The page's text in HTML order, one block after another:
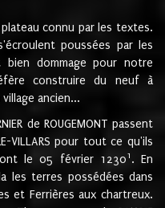
connu par les textes.
poussées par les
dommage pour notre
construire du neuf à
ancien...
de ROUGEMONT passent
VILLARS pour tout ce qu'ils
le 05 février 12301 . En
les terres possédées dans
et Ferrières aux chartreux.